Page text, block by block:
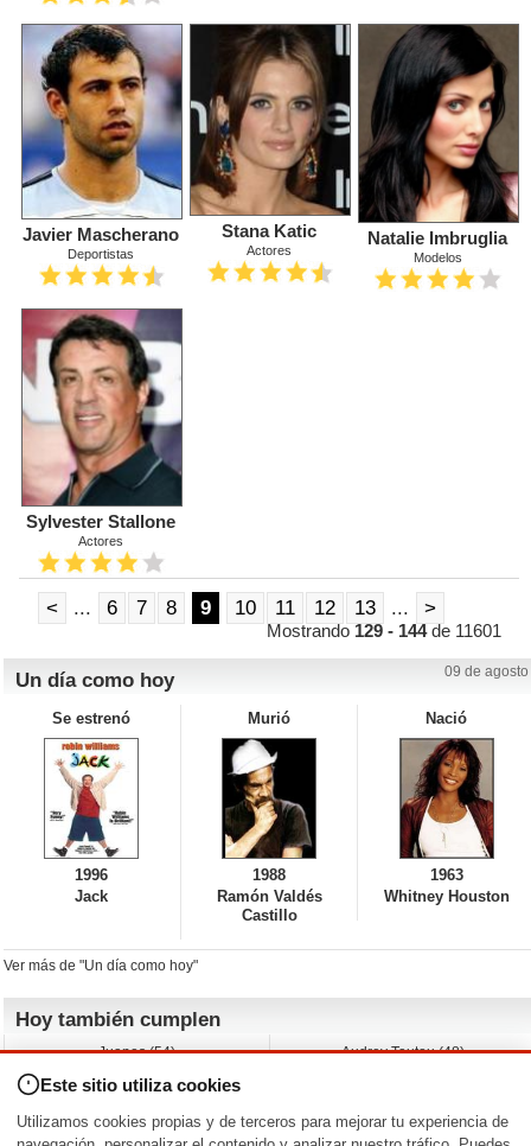
Javier Mascherano
Deportistas
Stana Katic
Actores
Natalie Imbruglia
Modelos
Sylvester Stallone
Actores
< ... 6 7 8 9 10 11 12 13 ... >
Mostrando129 - 144de 11601
Un día como hoy 09 de agosto
Se estrenó
1996
Jack
Murió
1988
Ramón Valdés
Castillo
Nació
1963
Whitney Houston
Ver más de "Un día como hoy"
Hoy también cumplen
Juanes (54)
Jessica Capshaw (50)
Sam Elliott (82)
Jarvis Hayes (45)
Audrey Tautou (48)
The Edge (65)
Anna Kendrick (41)
Este sitio utiliza cookies
Utilizamos cookies propias y de terceros para mejorar tu experiencia de